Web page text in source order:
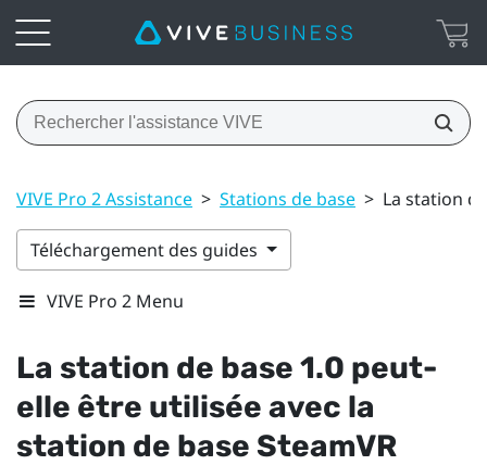
VIVE Pro 2 Assistance > Stations de base > La station
Téléchargement des guides
VIVE Pro 2 Menu
La station de base 1.0 peut-
elle être utilisée avec la
station de base SteamVR